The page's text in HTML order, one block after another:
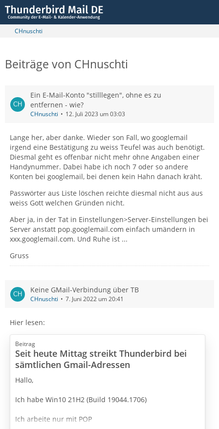
CHnuschti
Beiträge von CHnuschti
Ein E-Mail-Konto "stilllegen", ohne es zu
entfernen - wie?
CHnuschti 12. Juli 2023 um 03:03
Lange her, aber danke. Wieder son Fall, wo googlemail
irgend eine Bestätigung zu weiss Teufel was auch benötigt.
Diesmal geht es offenbar nicht mehr ohne Angaben einer
Handynummer. Dabei habe ich noch 7 oder so andere
Konten bei googlemail, bei denen kein Hahn danach kräht.
Passwörter aus Liste löschen reichte diesmal nicht aus aus
weiss Gott welchen Gründen nicht.
Aber ja, in der Tat in Einstellungen>Server-Einstellungen bei
Server anstatt pop.googlemail.com einfach umändern in
xxx.googlemail.com. Und Ruhe ist ...
Gruss
Keine GMail-Verbindung über TB
CHnuschti 7. Juni 2022 um 20:41
Hier lesen:
Beitrag
Seit heute Mittag streikt Thunderbird bei
sämtlichen Gmail-Adressen
Hallo,
Ich habe Win10 21H2 (Build 19044.1706)
Ich arbeite nur mit POP